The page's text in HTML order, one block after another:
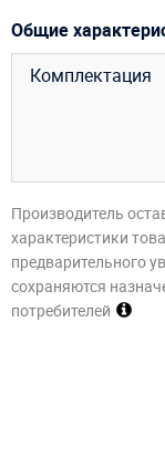
Общие
Комплектация
Производитель
характеристики
предварительного
сохраняются
потребителей